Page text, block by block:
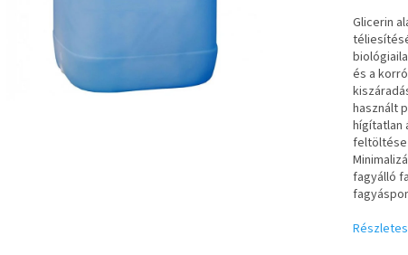
Glicerin
és a
használt
hígítatlan
feltöltése
fagyálló